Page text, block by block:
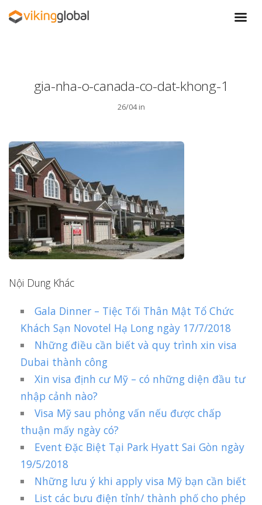
gia-nha-o-canada-co-dat-khong-1
26/04 in
Nội Dung Khác
Gala Dinner – Tiệc Tối Thân Mật Tổ Chức
Khách Sạn Novotel Hạ Long ngày 17/7/2018
Những điều cần biết và quy trình xin visa
Dubai thành công
Xin visa định cư Mỹ – có những diện đầu tư
nhập cảnh nào?
Visa Mỹ sau phỏng vấn nếu được chấp
thuận mấy ngày có?
Event Đặc Biệt Tại Park Hyatt Sai Gòn ngày
19/5/2018
Những lưu ý khi apply visa Mỹ bạn cần biết
List các bưu điện tỉnh/ thành phố cho phép